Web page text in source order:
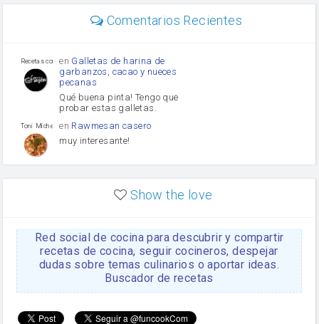
Comentarios Recientes
Recetas con sazon
en Galletas de harina de
garbanzos, cacao y nueces
pecanas
Qué buena pinta! Tengo que
probar estas galletas.
Toni Michel Caubet
en Rawmesan casero
muy interesante!
enLasaña casera fácil y
HOJALDROSA TV
enGachas de la abuela
Rosa
https://youtu.be/Mz69gcVO3sI
Rosa enReceta Del Bizcocho
Disculpa. En la foto aparece
Show the love
Red social de cocina para descubrir y compartir
recetas de cocina, seguir cocineros, despejar
dudas sobre temas culinarios o aportar ideas.
Buscador de recetas